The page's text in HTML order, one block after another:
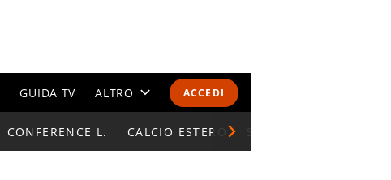
ACCEDI
GUIDA TV ALTRO
CALENDARI E CLASSIFICHE
CONFERENCE L. CALCIO ESTERO